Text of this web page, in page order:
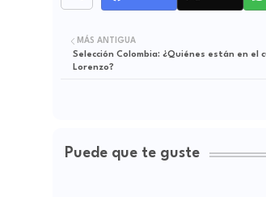
MÁS ANTIGUA
Selección Colombia: ¿Quiénes están en el
Lorenzo?
Puede que te guste